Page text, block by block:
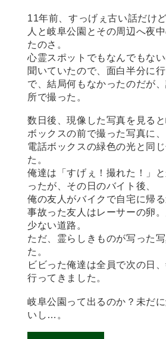
11年前、すっげぇ古い話だけ
人と岐阜公園とその周辺へ夜
たのさ。
心霊スポットでもなんでもな
聞いていたので、面白半分に行
で、結局何もなかったのだが
所で撮った。
数日後、現像した写真を見る
ボックスの前で撮った写真に、
電話ボックスの緑色の光と同
た。
俺達は「すげぇ！撮れた！」
ったが、その日のバイト後、
俺の友人がバイクで自宅に帰る
事故った友人はレーサーの卵
少ない道路。
ただ、霊らしきものが写った
た。
ビビった俺達は全員で次の日
行ってきました。
岐阜公園って出るのか？未だ
いし…。